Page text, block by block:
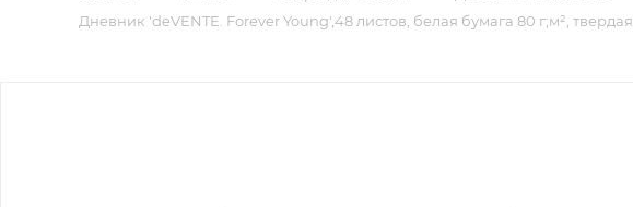
Дневник 'deVENTE. Forever Young',48 листов, белая бумага 80 г;м²,